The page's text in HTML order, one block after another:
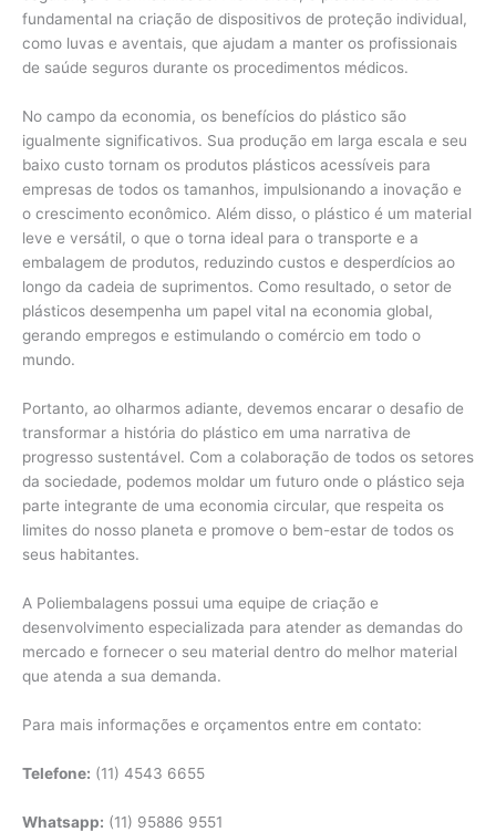
fundamental na criação de dispositivos de proteção individual,
como luvas e aventais, que ajudam a manter os profissionais
de saúde seguros durante os procedimentos médicos.
No campo da economia, os benefícios do plástico são
igualmente significativos. Sua produção em larga escala e seu
baixo custo tornam os produtos plásticos acessíveis para
empresas de todos os tamanhos, impulsionando a inovação e
o crescimento econômico. Além disso, o plástico é um material
leve e versátil, o que o torna ideal para o transporte e a
embalagem de produtos, reduzindo custos e desperdícios ao
longo da cadeia de suprimentos. Como resultado, o setor de
plásticos desempenha um papel vital na economia global,
gerando empregos e estimulando o comércio em todo o
mundo.
Portanto, ao olharmos adiante, devemos encarar o desafio de
transformar a história do plástico em uma narrativa de
progresso sustentável. Com a colaboração de todos os setores
da sociedade, podemos moldar um futuro onde o plástico seja
parte integrante de uma economia circular, que respeita os
limites do nosso planeta e promove o bem-estar de todos os
seus habitantes.
A Poliembalagens possui uma equipe de criação e
desenvolvimento especializada para atender as demandas do
mercado e fornecer o seu material dentro do melhor material
que atenda a sua demanda.
Para mais informações e orçamentos entre em contato:
Telefone: (11) 4543 6655
Whatsapp: (11) 95886 9551